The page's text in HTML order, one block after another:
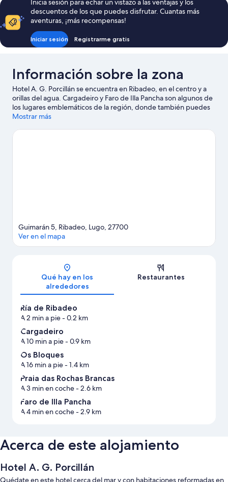
Inicia sesión para echar un vistazo a las ventajas y los
descuentos de los que puedes disfrutar. Cuantas más
aventuras, ¡más recompensas!
Iniciar sesión Registrarme gratis
Información sobre la zona
Hotel A. G. Porcillán se encuentra en Ribadeo, en el centro y a
orillas del agua. Cargadeiro y Faro de Illa Pancha son algunos de
los lugares emblemáticos de la región, donde también puedes
acercarte a Monte Comado y Cuevas de Andina si buscas unas
realizando actividades como paseos en moto de agua o
Mostrar más
Guimarán 5, Ribadeo, Lugo, 27700
Ver en el mapa
Qué hay en los
alrededores
Restaurantes
Ría de Ribadeo
A 2 min a pie- 0.2 km
Cargadeiro
A 10 min a pie- 0.9 km
Os Bloques
A 16 min a pie- 1.4 km
Praia das Rochas Brancas
A 3 min en coche- 2.6 km
Faro de Illa Pancha
A 4 min en coche- 2.9 km
Acerca de este alojamiento
Hotel A. G. Porcillán